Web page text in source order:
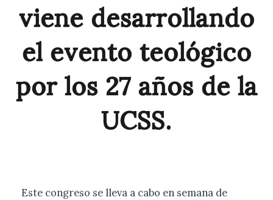
viene desarrollando
el evento teológico
por los 27 años de la
UCSS.
Este congreso se lleva a cabo en semana de